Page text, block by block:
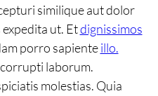
similique aut dolor
ut. Etdignissimos
porro sapienteillo.
laborum.
molestias. Quia